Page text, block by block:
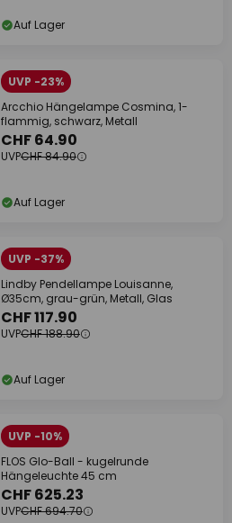
Auf Lager
UVP -23%
Arcchio Hängelampe Cosmina, 1-
flammig, schwarz, Metall
CHF 64.90
UVPCHF 84.90
Auf Lager
UVP -37%
Lindby Pendellampe Louisanne,
Ø35cm, grau-grün, Metall, Glas
CHF 117.90
UVPCHF 188.90
Auf Lager
UVP -10%
FLOS Glo-Ball - kugelrunde
Hängeleuchte 45 cm
CHF 625.23
UVPCHF 694.70